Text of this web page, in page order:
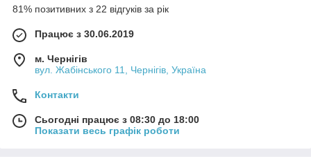
81% позитивних з 22 відгуків за рік
Працює з 30.06.2019
м. Чернігів
вул. Жабінського 11, Чернігів, Україна
Контакти
Сьогодні працює з 08:30 до 18:00
Показати весь графік роботи